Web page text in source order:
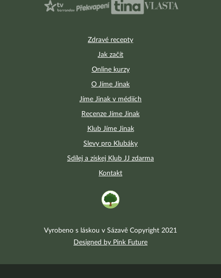
Zdravé recepty
Jak začít
Online kurzy
O Jíme Jinak
Jíme Jinak v médiích
Recenze Jíme Jinak
Klub Jíme Jinak
Slevy pro Klubáky
Sdílej a získej Klub JJ zdarma
Kontakt
Vyrobeno s láskou v Sázavě Copyright 2021
Designed by Pink Future